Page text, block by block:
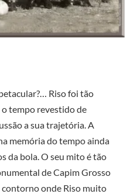
Riso foi tão
tempo revestido de
a sua trajetória. A
memória do tempo ainda
da bola. O seu mito é tão
de Capim Grosso
onde Riso muito